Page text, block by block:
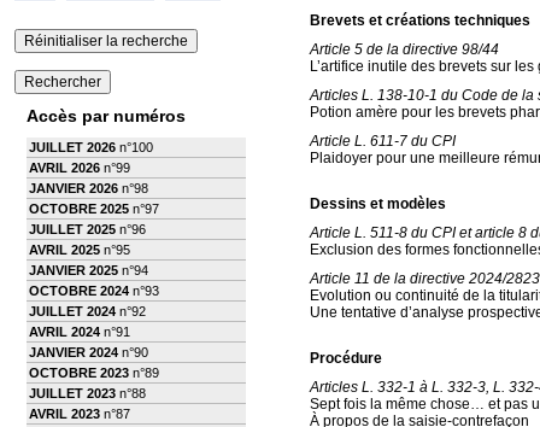
Accès par numéros
JUILLET 2026 n°100
AVRIL 2026 n°99
JANVIER 2026 n°98
OCTOBRE 2025 n°97
JUILLET 2025 n°96
AVRIL 2025 n°95
JANVIER 2025 n°94
OCTOBRE 2024 n°93
JUILLET 2024 n°92
AVRIL 2024 n°91
JANVIER 2024 n°90
OCTOBRE 2023 n°89
JUILLET 2023 n°88
AVRIL 2023 n°87
Brevets et créations techniques
Article 5 de la directive 98/44
L’artifice inutile des brevets sur
Articles L. 138-10-1 du Code de
Potion amère pour les brevets
Article L. 611-7 du CPI
Plaidoyer pour une meilleure
Dessins et modèles
Article L. 511-8 du CPI et article 8
Exclusion des formes
Article 11 de la directive 2024/2823
Evolution ou continuité de la
Une tentative d’analyse
Procédure
Articles L. 332-1 à L. 332-3, L.
Sept fois la même chose… et pas
À propos de la saisie-contrefaçon